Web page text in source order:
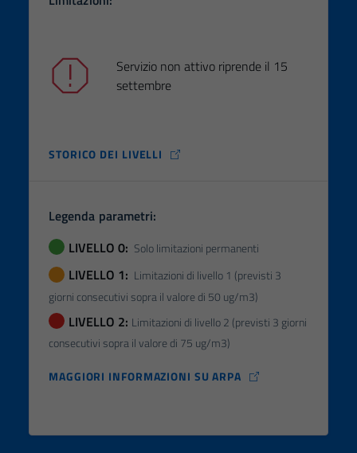
Servizio non attivo riprende il 15
settembre
STORICO DEI LIVELLI
Legenda parametri:
LIVELLO 0: Solo limitazioni permanenti
LIVELLO 1: Limitazioni di livello 1 (previsti 3
giorni consecutivi sopra il valore di 50 ug/m3)
LIVELLO 2: Limitazioni di livello 2 (previsti 3 giorni
consecutivi sopra il valore di 75 ug/m3)
MAGGIORI INFORMAZIONI SU ARPA